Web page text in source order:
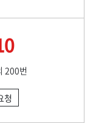
200번
청